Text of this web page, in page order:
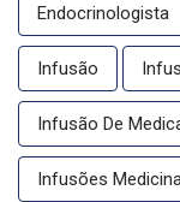
Endocrinologista
Infusão
Infusão De
Infusões